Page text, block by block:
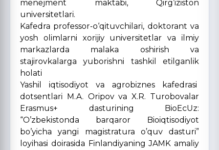
menejment maktabi, Qirg’iziston
universitetlari.
Kafedra professor-o‘qituvchilari, doktorant va
yosh olimlarni xorijiy universitetlar va ilmiy
markazlarda malaka oshirish va
stajirovkalarga yuborishni tashkil etilganlik
holati
Yashil iqtisodiyot va agrobiznes kafedrasi
dotsentlari M.A. Oripov va X.R. Turobovalar
Erasmus+ dasturining BioEcUz:
“O’zbekistonda barqaror Bioiqtisodiyot
bo’yicha yangi magistratura o’quv dasturi”
loyihasi doirasida Finlandiyaning JAMK amaliy